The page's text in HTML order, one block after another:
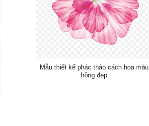
Mẫu thiết kế phác thảo cách hoa màu
hồng đẹp